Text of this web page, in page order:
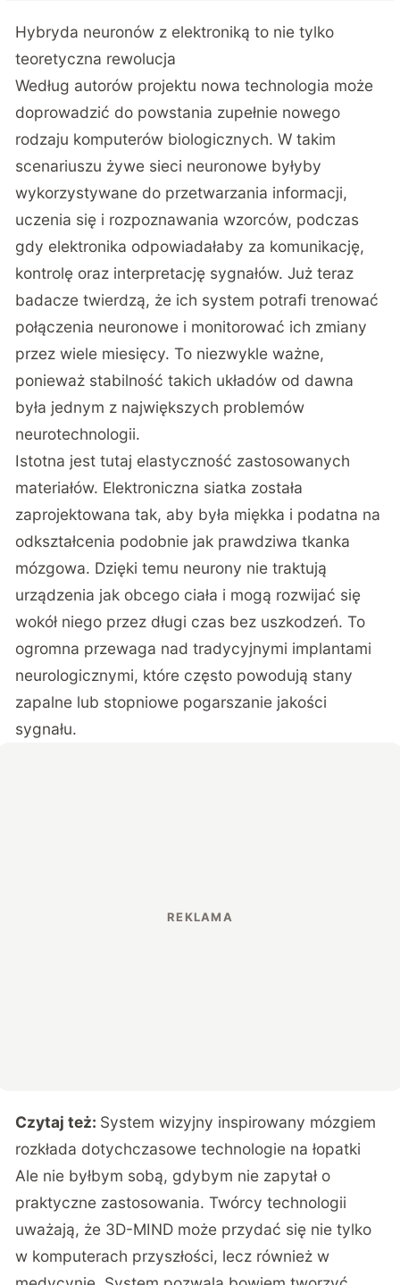
Hybryda neuronów z elektroniką to nie tylko
teoretyczna rewolucja
Według autorów projektu nowa technologia może
doprowadzić do powstania zupełnie nowego
rodzaju komputerów biologicznych. W takim
scenariuszu żywe sieci neuronowe byłyby
wykorzystywane do przetwarzania informacji,
uczenia się i rozpoznawania wzorców, podczas
gdy elektronika odpowiadałaby za komunikację,
kontrolę oraz interpretację sygnałów. Już teraz
badacze twierdzą, że ich system potrafi trenować
połączenia neuronowe i monitorować ich zmiany
przez wiele miesięcy. To niezwykle ważne,
ponieważ stabilność takich układów od dawna
była jednym z największych problemów
neurotechnologii.
Istotna jest tutaj elastyczność zastosowanych
materiałów. Elektroniczna siatka została
zaprojektowana tak, aby była miękka i podatna na
odkształcenia podobnie jak prawdziwa tkanka
mózgowa. Dzięki temu neurony nie traktują
urządzenia jak obcego ciała i mogą rozwijać się
wokół niego przez długi czas bez uszkodzeń. To
ogromna przewaga nad tradycyjnymi implantami
neurologicznymi, które często powodują stany
zapalne lub stopniowe pogarszanie jakości
sygnału.
Czytaj też: System wizyjny inspirowany mózgiem
rozkłada dotychczasowe technologie na łopatki
Ale nie byłbym sobą, gdybym nie zapytał o
praktyczne zastosowania. Twórcy technologii
uważają, że 3D-MIND może przydać się nie tylko
w komputerach przyszłości, lecz również w